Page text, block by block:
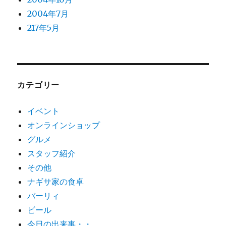
2004年7月
217年5月
カテゴリー
イベント
オンラインショップ
グルメ
スタッフ紹介
その他
ナギサ家の食卓
バーリィ
ビール